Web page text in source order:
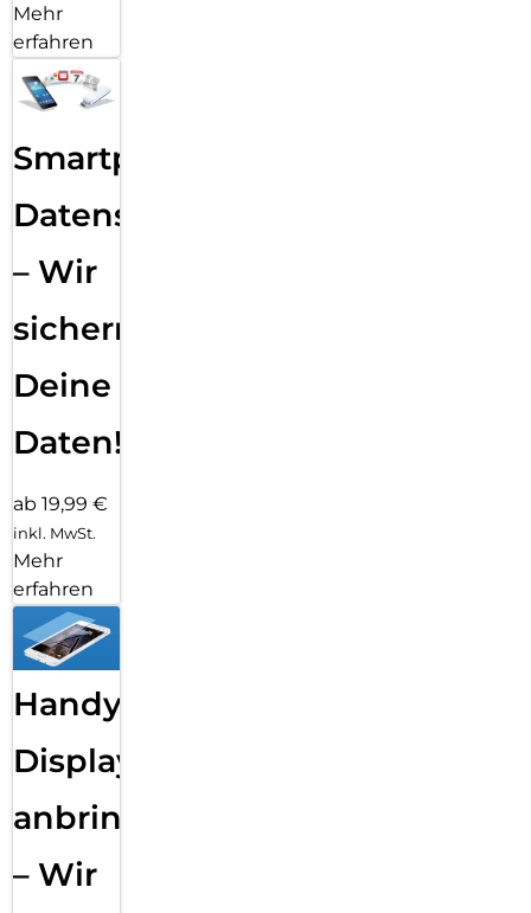
Mehr
erfahren
Smartphone
Datensicherung
– Wir
sichern
Deine
Daten!
ab 19,99 €
inkl. MwSt.
Mehr
erfahren
Handy
Displayfolie
anbringen
– Wir